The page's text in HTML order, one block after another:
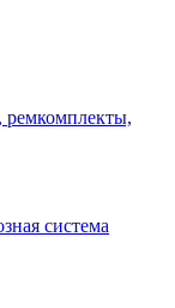
ремкомплекты,
система